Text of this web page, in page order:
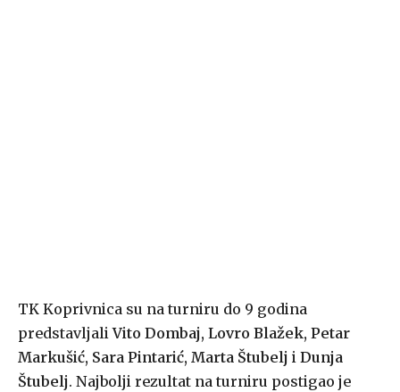
TK Koprivnica su na turniru do 9 godina
predstavljaliVito Dombaj, Lovro Blažek, Petar
Markušić, Sara Pintarić, Marta Štubelj i Dunja
Štubelj. Najbolji rezultat na turniru postigao je